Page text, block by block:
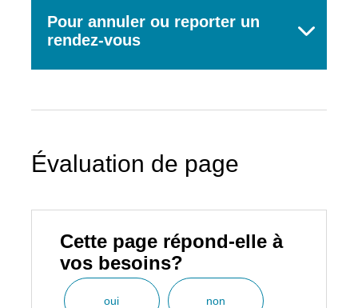
Pour annuler ou reporter un
rendez-vous
Évaluation de page
Cette page répond-elle à
vos besoins?
oui non